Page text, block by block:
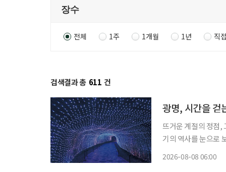
전체 1주 1개월 1년 직
검색결과 총 611 건
광명, 시간을 걷
뜨거운 계절의 정점,
기의 역사를 눈으로
2026-08-08 06:00